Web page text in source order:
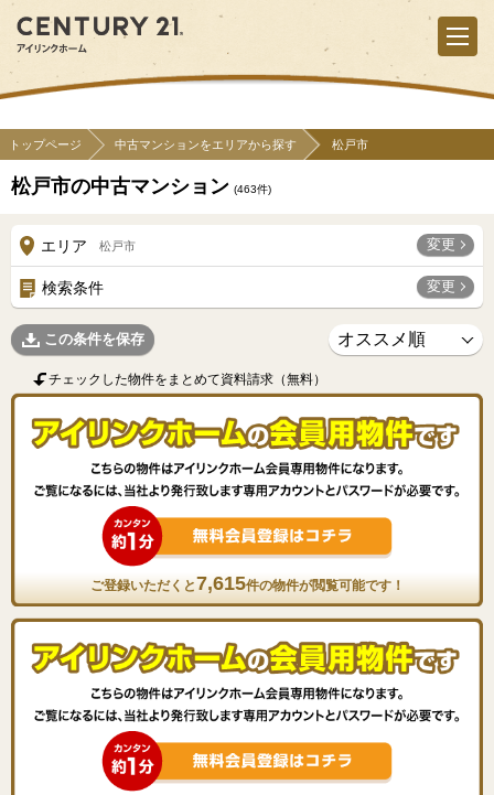
トップページ 中古マンションをエリアから探す 松戸市
松戸市の中古マンション (463件)
エリア 松戸市 変更
検索条件 変更
この条件を保存
チェックした物件をまとめて資料請求（無料）
ご登録いただくと7,615件の物件が閲覧可能です！